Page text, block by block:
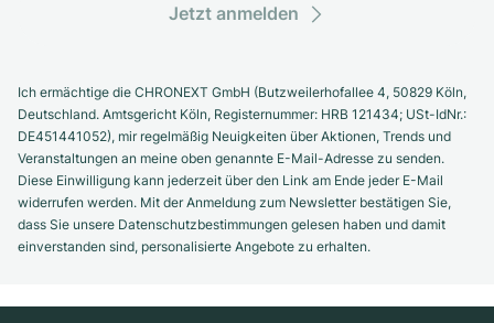
Jetzt anmelden
Ich ermächtige die CHRONEXT GmbH (Butzweilerhofallee 4, 50829 Köln,
Deutschland. Amtsgericht Köln, Registernummer: HRB 121434; USt-IdNr.:
DE451441052), mir regelmäßig Neuigkeiten über Aktionen, Trends und
Veranstaltungen an meine oben genannte E-Mail-Adresse zu senden.
Diese Einwilligung kann jederzeit über den Link am Ende jeder E-Mail
widerrufen werden. Mit der Anmeldung zum Newsletter bestätigen Sie,
dass Sie unsere Datenschutzbestimmungen gelesen haben und damit
einverstanden sind, personalisierte Angebote zu erhalten.